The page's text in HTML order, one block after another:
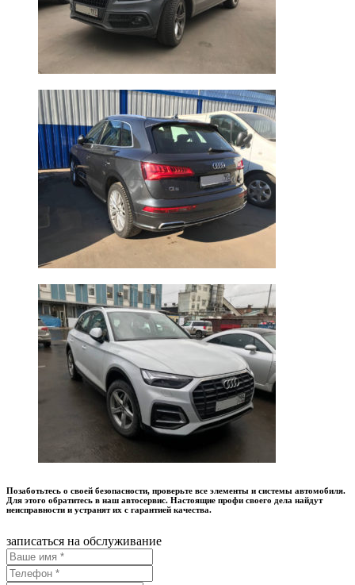
Позаботьтесь о своей безопасности, проверьте все элементы и системы автомобиля.
Для этого обратитесь в наш автосервис. Настоящие профи своего дела найдут
неисправности и устранят их с гарантией качества.
записаться на обслуживание